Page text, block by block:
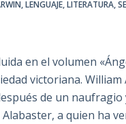
,LENGUAJE,LITERATURA,
en el volumen
victoriana.
de un naufragio
a quien ha